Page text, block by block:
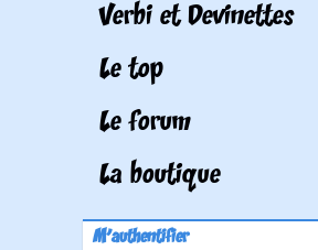
Verbi et Devinettes
Le top
Le forum
La boutique
M'authentifier